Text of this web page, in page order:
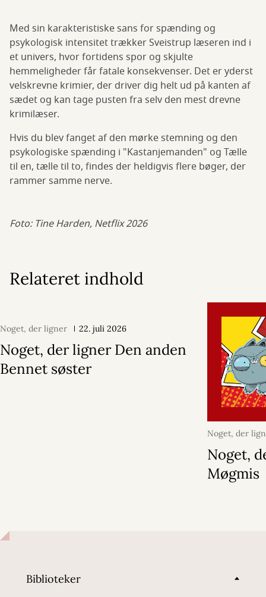
Med sin karakteristiske sans for spænding og
psykologisk intensitet trækker Sveistrup læseren ind i
et univers, hvor fortidens spor og skjulte
hemmeligheder får fatale konsekvenser. Det er yderst
velskrevne krimier, der driver dig helt ud på kanten af
sædet og kan tage pusten fra selv den mest drevne
krimilæser.
Hvis du blev fanget af den mørke stemning og den
psykologiske spænding i "Kastanjemanden" og Tælle
til en, tælle til to, findes der heldigvis flere bøger, der
rammer samme nerve.
Foto: Tine Harden, Netflix 2026
Relateret indhold
Noget, der ligner 22. juli 2026
Noget, der ligner Den anden
Bennet søster
Noget, der
2026
Noget,
Møgmis
Biblioteker